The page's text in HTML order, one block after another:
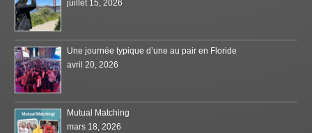
juillet 15, 2026
Une journée typique d’une au pair en Floride
avril 20, 2026
Mutual Matching
mars 18, 2026